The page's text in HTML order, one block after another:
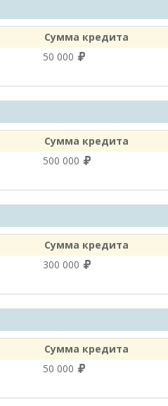
Сумма кредита
50 000
Сумма кредита
500 000
Сумма кредита
300 000
Сумма кредита
50 000